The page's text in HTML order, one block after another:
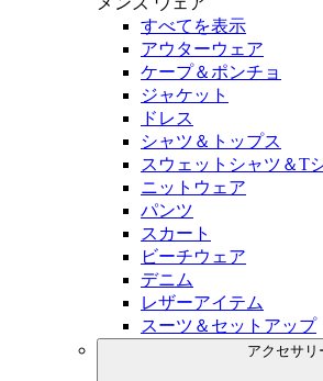
すべてを表示
アウターウェア
ケープ＆ポンチョ
ジャケット
ドレス
シャツ＆トップス
スウェットシャツ＆T
ニットウェア
パンツ
スカート
ビーチウェア
デニム
レザーアイテム
スーツ＆セットアップ
アクセサリ